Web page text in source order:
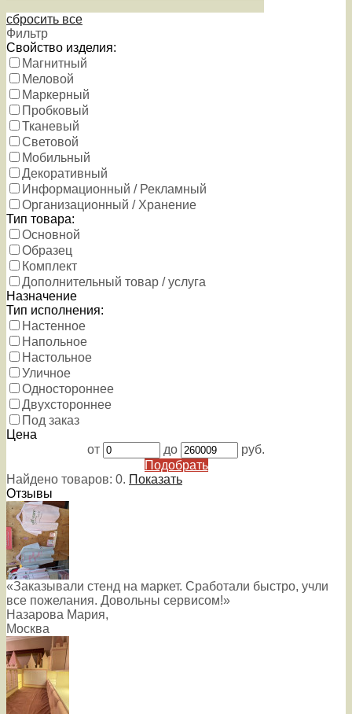
сбросить все
Фильтр
Свойство изделия:
Магнитный
Меловой
Маркерный
Пробковый
Тканевый
Световой
Мобильный
Декоративный
Информационный / Рекламный
Организационный / Хранение
Тип товара:
Основной
Образец
Комплект
Дополнительный товар / услуга
Назначение
Тип исполнения:
Настенное
Напольное
Настольное
Уличное
Одностороннее
Двухстороннее
Под заказ
Цена
от
до
руб.
Подобрать
Найдено товаров: 0. Показать
Отзывы
«Заказывали стенд на маркет. Сработали быстро, учли
все пожелания. Довольны сервисом!»
Назарова Мария,
Москва